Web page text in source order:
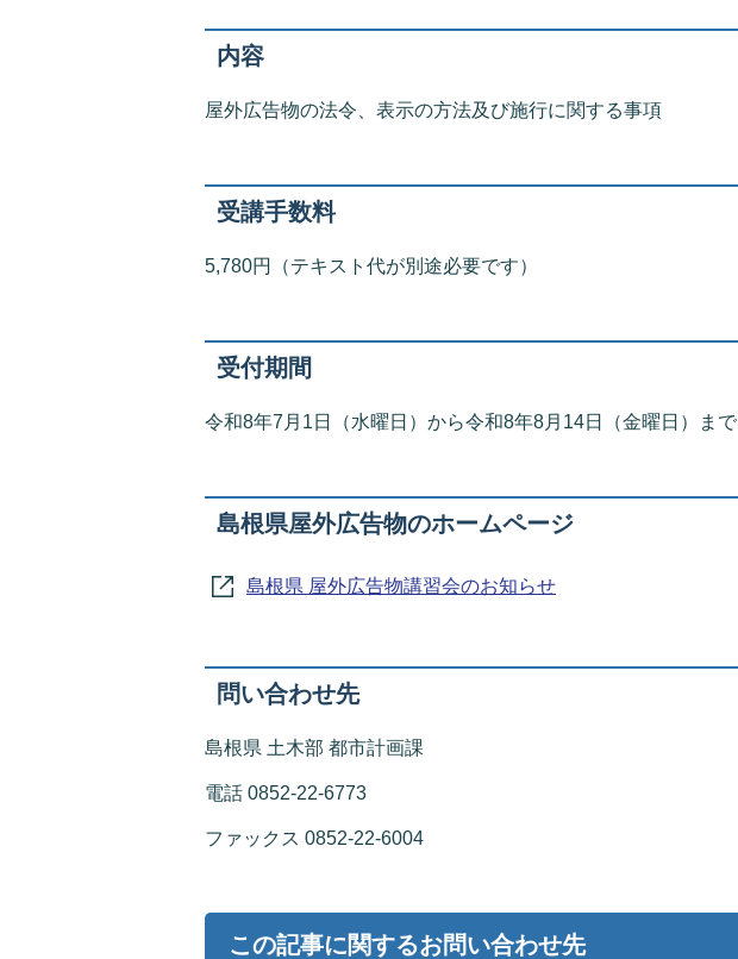
内容
屋外広告物の法令、表示の方法及び施行に関する事項
受講手数料
5,780円（テキスト代が別途必要です）
受付期間
令和8年7月1日（水曜日）から令和8年8月14日（金曜日）まで
島根県屋外広告物のホームページ
島根県 屋外広告物講習会のお知らせ
問い合わせ先
島根県 土木部 都市計画課
電話 0852-22-6773
ファックス 0852-22-6004
この記事に関するお問い合わせ先